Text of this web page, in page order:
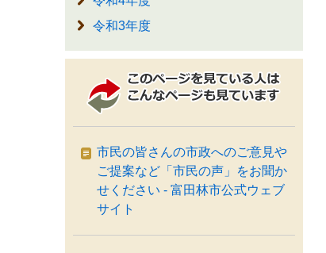
令和3年度
市民の皆さんの市政へのご意見や
ご提案など「市民の声」をお聞か
せください - 富田林市公式ウェブ
サイト